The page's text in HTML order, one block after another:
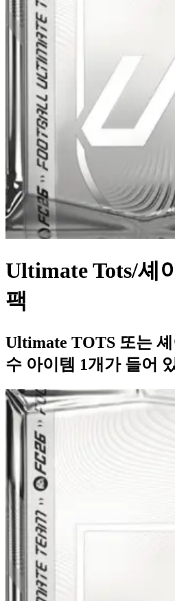
Ultimate Tots/셰
팩
Ultimate TOTS 또는
수 아이템 1개가 들어